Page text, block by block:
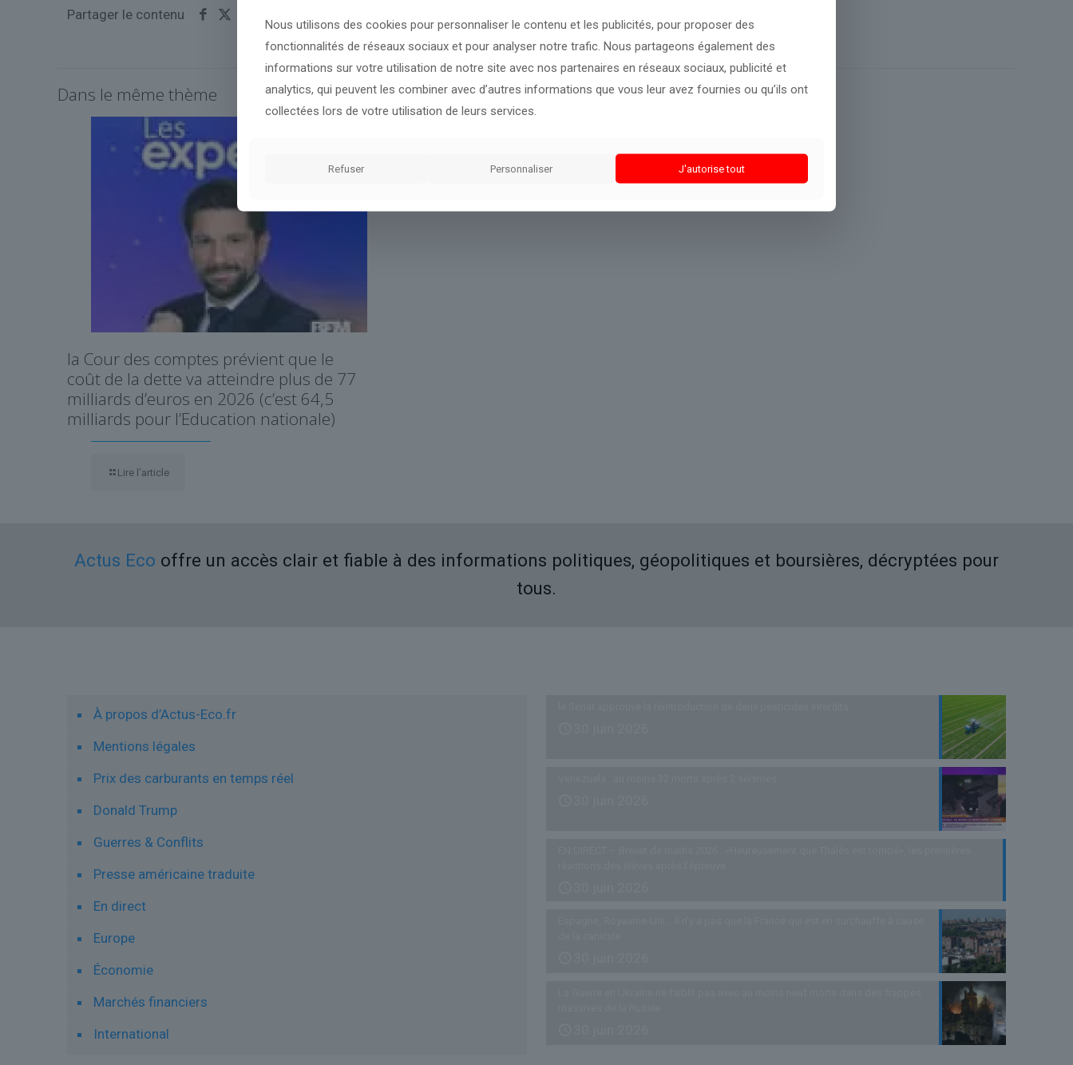
Partager le contenu
Dans le même thème
la Cour des comptes prévient que le
coût de la dette va atteindre plus de 77
milliards d’euros en 2026 (c’est 64,5
milliards pour l’Education nationale)
Lire l’article
Actus Eco offre un accès clair et fiable à des informations politiques, géopolitiques et boursières, décryptées pour
tous.
À propos d’Actus-Eco.fr
Mentions légales
Prix des carburants en temps réel
Donald Trump
Guerres & Conflits
Presse américaine traduite
En direct
Europe
Économie
Marchés financiers
International
Nous utilisons des cookies pour personnaliser le contenu et les publicités, pour proposer des
fonctionnalités de réseaux sociaux et pour analyser notre trafic. Nous partageons également des
informations sur votre utilisation de notre site avec nos partenaires en réseaux sociaux, publicité et
analytics, qui peuvent les combiner avec d’autres informations que vous leur avez fournies ou qu’ils ont
collectées lors de votre utilisation de leurs services.
Refuser Personnaliser J'autorise tout